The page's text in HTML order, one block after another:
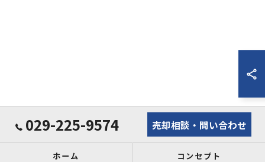
029-225-9574 売却相談・問い合わせ
ホーム コンセプト